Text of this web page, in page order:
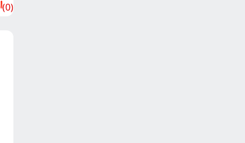
(0)